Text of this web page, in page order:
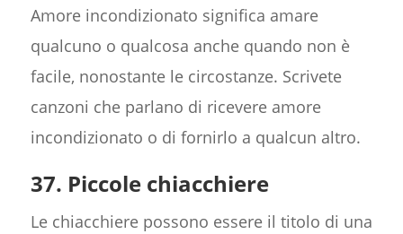
Amore incondizionato significa amare
qualcuno o qualcosa anche quando non è
facile, nonostante le circostanze. Scrivete
canzoni che parlano di ricevere amore
incondizionato o di fornirlo a qualcun altro.
37. Piccole chiacchiere
Le chiacchiere possono essere il titolo di una